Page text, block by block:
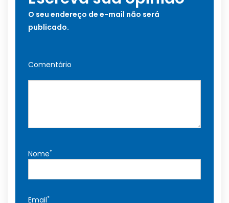
O seu endereço de e-mail não será
publicado.
Comentário
Nome*
Email*